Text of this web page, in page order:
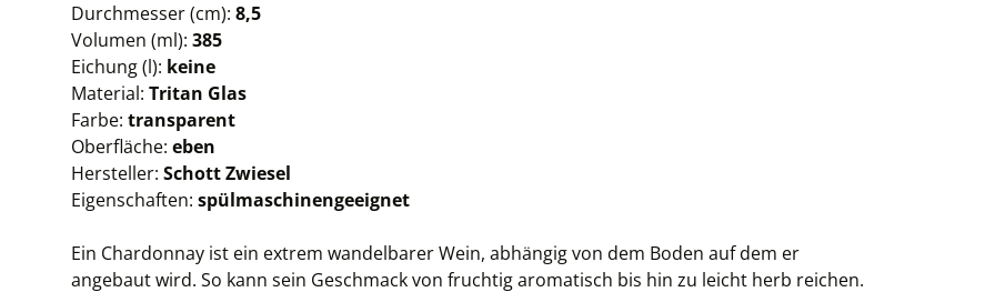
Durchmesser (cm): 8,5
Volumen (ml): 385
Eichung (l): keine
Material: Tritan Glas
Farbe: transparent
Oberfläche: eben
Hersteller: Schott Zwiesel
Eigenschaften: spülmaschinengeeignet
Ein Chardonnay ist ein extrem wandelbarer Wein, abhängig von dem Boden auf dem er
angebaut wird. So kann sein Geschmack von fruchtig aromatisch bis hin zu leicht herb reichen.